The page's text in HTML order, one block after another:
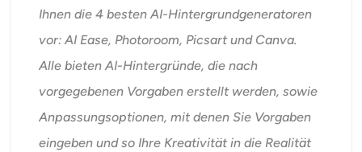
KI-Extender
KI-Ersatz
KI neu einfärben
Ihnen die 4 besten AI-Hintergrundgeneratoren
vor: AI Ease, Photoroom, Picsart und Canva.
Alle bieten AI-Hintergründe, die nach
vorgegebenen Vorgaben erstellt werden, sowie
Anpassungsoptionen, mit denen Sie Vorgaben
eingeben und so Ihre Kreativität in die Realität